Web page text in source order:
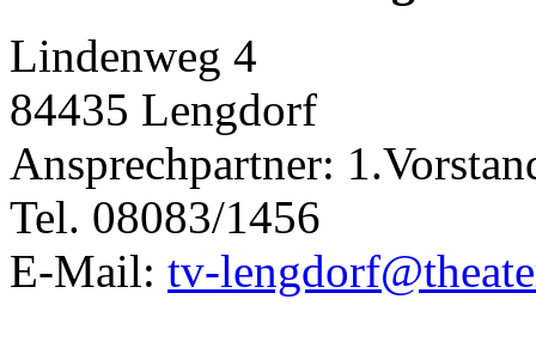
Lindenweg 4
84435 Lengdorf
Ansprechpartner:
Tel. 08083/1456
E-Mail: tv-